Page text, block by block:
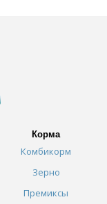
Корма
Комбикорм
Зерно
Премиксы